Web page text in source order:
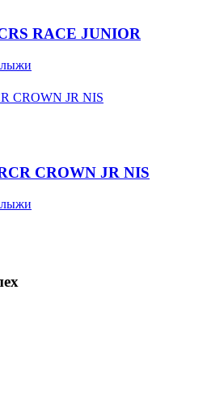
RACE JUNIOR
лыжи
CROWN JR NIS
лыжи